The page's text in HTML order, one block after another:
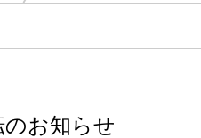
のお知らせ